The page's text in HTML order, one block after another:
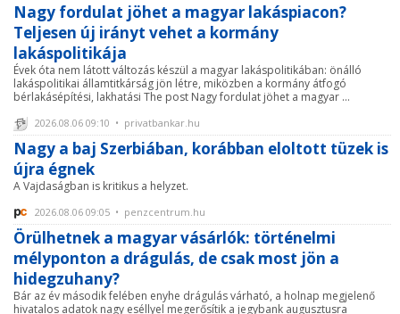
Nagy fordulat jöhet a magyar lakáspiacon?
Teljesen új irányt vehet a kormány
lakáspolitikája
Évek óta nem látott változás készül a magyar lakáspolitikában: önálló
lakáspolitikai államtitkárság jön létre, miközben a kormány átfogó
bérlakásépítési, lakhatási The post Nagy fordulat jöhet a magyar ...
2026.08.06 09:10 • privatbankar.hu
Nagy a baj Szerbiában, korábban eloltott tüzek is
újra égnek
A Vajdaságban is kritikus a helyzet.
2026.08.06 09:05 • penzcentrum.hu
Örülhetnek a magyar vásárlók: történelmi
mélyponton a drágulás, de csak most jön a
hidegzuhany?
Bár az év második felében enyhe drágulás várható, a holnap megjelenő
hivatalos adatok nagy eséllyel megerősítik a jegybank augusztusra